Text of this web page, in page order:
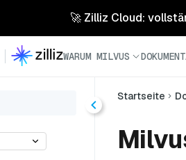
🚀 Zilliz Cloud:
WARUM MILVUS
Startseite